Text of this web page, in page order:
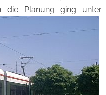
die Planung ging unter